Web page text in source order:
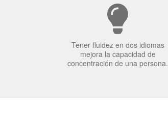
Tener fluidez en dos idiomas
mejora la capacidad de
concentración de una persona.